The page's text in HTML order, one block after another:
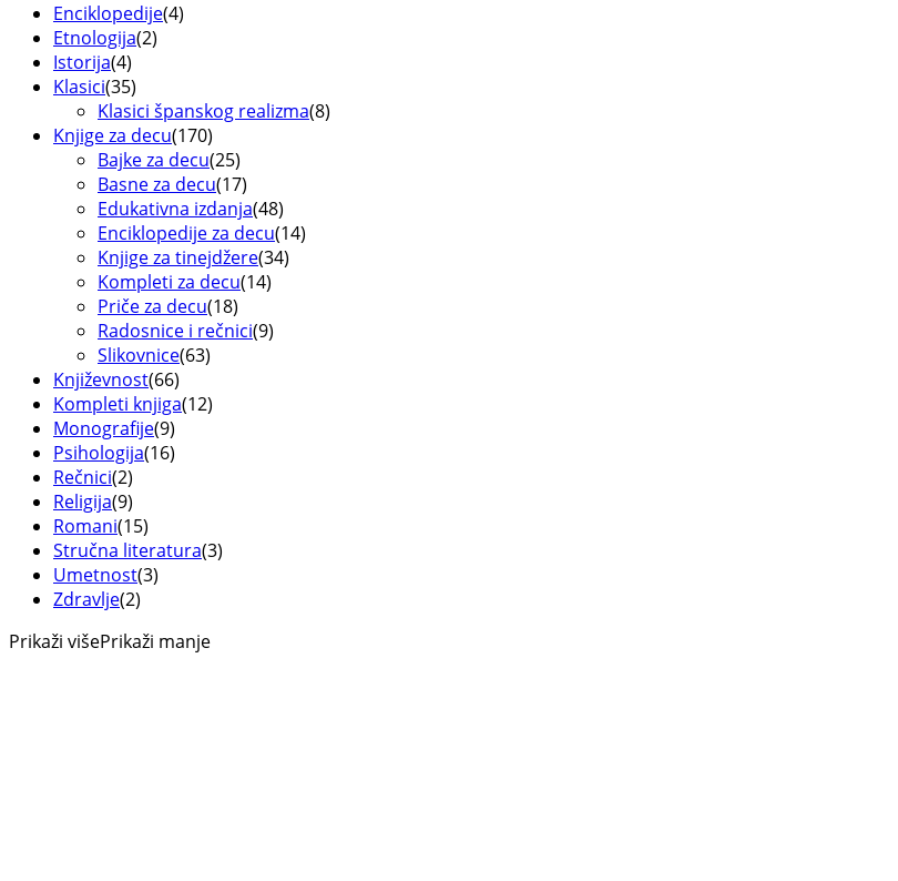
Enciklopedije(4)
Etnologija(2)
Istorija(4)
Klasici(35)
Klasici španskog realizma(8)
Knjige za decu(170)
Bajke za decu(25)
Basne za decu(17)
Edukativna izdanja(48)
Enciklopedije za decu(14)
Knjige za tinejdžere(34)
Kompleti za decu(14)
Priče za decu(18)
Radosnice i rečnici(9)
Slikovnice(63)
Književnost(66)
Kompleti knjiga(12)
Monografije(9)
Psihologija(16)
Rečnici(2)
Religija(9)
Romani(15)
Stručna literatura(3)
Umetnost(3)
Zdravlje(2)
Prikaži višePrikaži manje